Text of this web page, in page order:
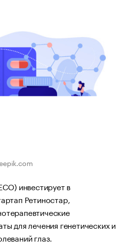
инвестирует в
Ретиностар,
для лечения генетических и
глаз.